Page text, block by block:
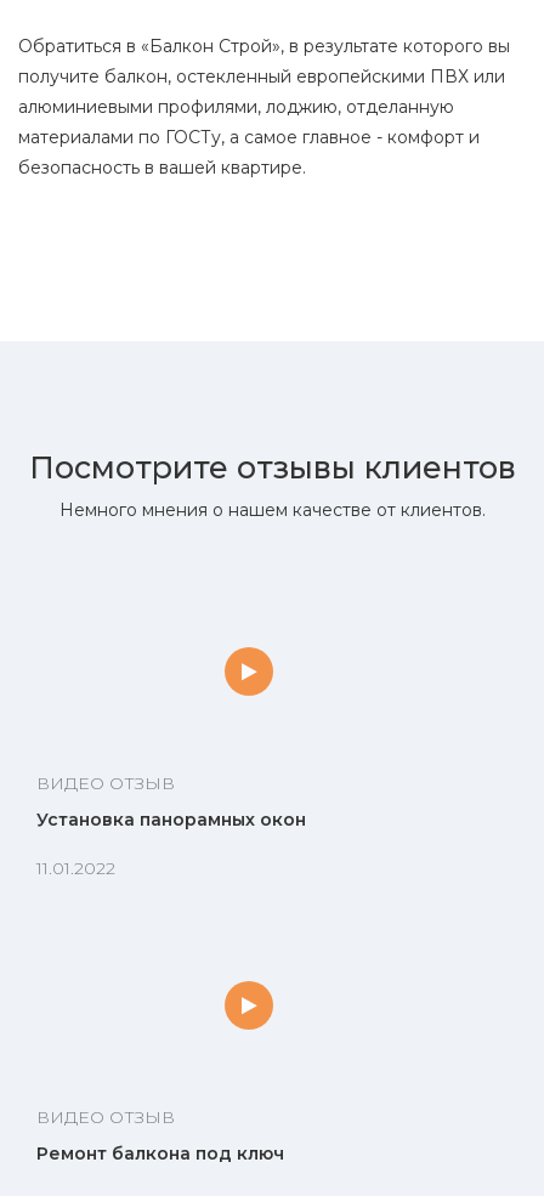
Обратиться в «Балкон Строй», в результате которого вы
получите балкон, остекленный европейскими ПВХ или
алюминиевыми профилями, лоджию, отделанную
материалами по ГОСТу, а самое главное - комфорт и
безопасность в вашей квартире.
Посмотрите отзывы клиентов
Немного мнения о нашем качестве от клиентов.
ВИДЕО ОТЗЫВ
Установка панорамных окон
11.01.2022
ВИДЕО ОТЗЫВ
Ремонт балкона под ключ